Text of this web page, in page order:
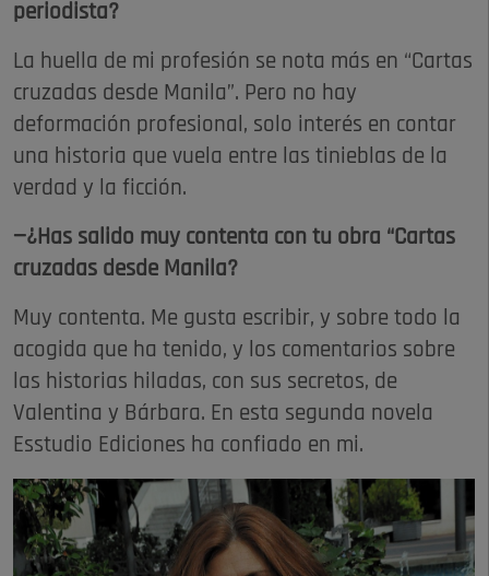
periodista?
La huella de mi profesión se nota más en “Cartas
cruzadas desde Manila”. Pero no hay
deformación profesional, solo interés en contar
una historia que vuela entre las tinieblas de la
verdad y la ficción.
—¿Has salido muy contenta con tu obra “Cartas
cruzadas desde Manila?
Muy contenta. Me gusta escribir, y sobre todo la
acogida que ha tenido, y los comentarios sobre
las historias hiladas, con sus secretos, de
Valentina y Bárbara. En esta segunda novela
Esstudio Ediciones ha confiado en mi.